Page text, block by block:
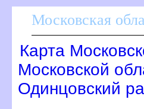
Московская
Карта
Московской
Одинцовский